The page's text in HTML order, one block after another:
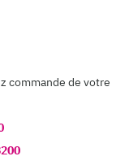
commande de votre